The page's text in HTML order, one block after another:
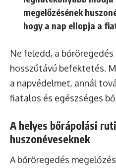
megelőzésének
hogy a nap ellopja a
Ne feledd, a
hosszútávú befektetés.
a napvédelmet, annál
fiatalos és egészséges
A helyes bőrápolási
huszonéveseknek
A bőröregedés